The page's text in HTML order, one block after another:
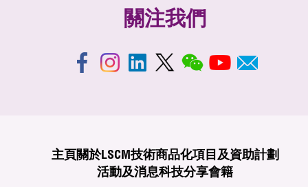
關注我們
主頁 關於LSCM技術商品化項目及資助計劃
活動及消息科技分享會籍